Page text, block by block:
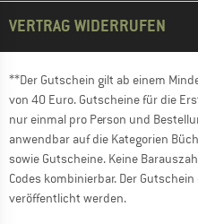
VERTRAG WIDERRUFEN
**Der Gutschein gilt ab einem
von 40 Euro. Gutscheine für die
nur einmal pro Person und
anwendbar auf die Kategorien
sowie Gutscheine. Keine
Codes kombinierbar. Der
veröffentlicht werden.